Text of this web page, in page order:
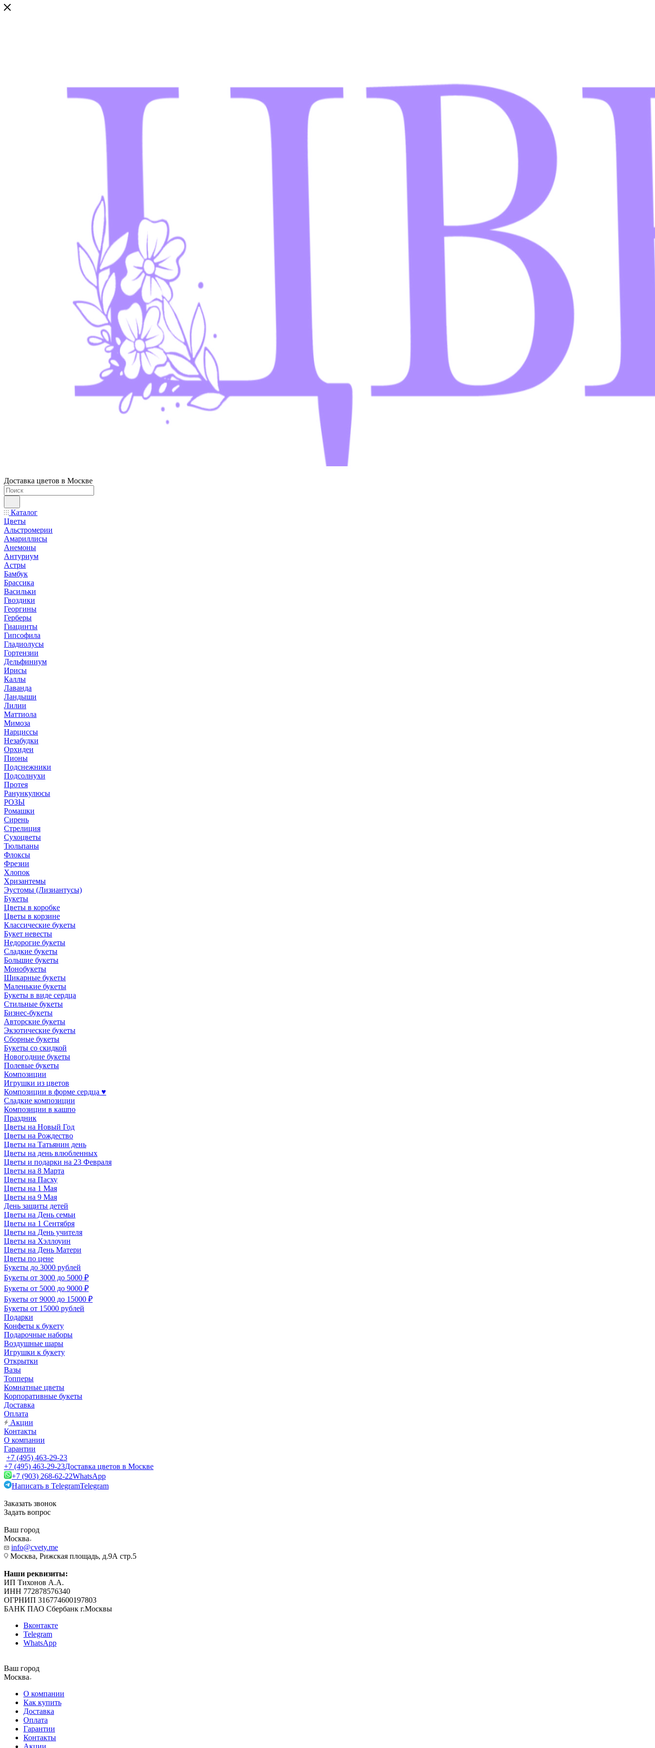
Доставка цветов в Москве
Каталог
Цветы
Альстромерии
Амариллисы
Анемоны
Антуриум
Астры
Бамбук
Брассика
Васильки
Гвоздики
Георгины
Герберы
Гиацинты
Гипсофила
Гладиолусы
Гортензии
Дельфиниум
Ирисы
Каллы
Лаванда
Ландыши
Лилии
Маттиола
Мимоза
Нарциссы
Незабудки
Орхидеи
Пионы
Подснежники
Подсолнухи
Протея
Ранункулюсы
РОЗЫ
Ромашки
Сирень
Стрелиция
Сухоцветы
Тюльпаны
Флоксы
Фрезии
Хлопок
Хризантемы
Эустомы (Лизиантусы)
Букеты
Цветы в коробке
Цветы в корзине
Классические букеты
Букет невесты
Недорогие букеты
Сладкие букеты
Большие букеты
Монобукеты
Шикарные букеты
Маленькие букеты
Букеты в виде сердца
Стильные букеты
Бизнес-букеты
Авторские букеты
Экзотические букеты
Сборные букеты
Букеты со скидкой
Новогодние букеты
Полевые букеты
Композиции
Игрушки из цветов
Композиции в форме сердца ♥
Сладкие композиции
Композиции в кашпо
Праздник
Цветы на Новый Год
Цветы на Рождество
Цветы на Татьянин день
Цветы на день влюбленных
Цветы и подарки на 23 Февраля
Цветы на 8 Марта
Цветы на Пасху
Цветы на 1 Мая
Цветы на 9 Мая
День защиты детей
Цветы на День семьи
Цветы на 1 Сентября
Цветы на День учителя
Цветы на Хэллоуин
Цветы на День Матери
Цветы по цене
Букеты до 3000 рублей
Букеты от 3000 до 5000 ₽
Букеты от 5000 до 9000 ₽
Букеты от 9000 до 15000 ₽
Букеты от 15000 рублей
Подарки
Конфеты к букету
Подарочные наборы
Воздушные шары
Игрушки к букету
Открытки
Вазы
Топперы
Комнатные цветы
Корпоративные букеты
Доставка
Оплата
Акции
Контакты
О компании
Гарантии
+7 (495) 463-29-23
+7 (495) 463-29-23Доставка цветов в Москве
+7 (903) 268-62-22WhatsApp
Написать в TelegramTelegram
Заказать звонок
Задать вопрос
Ваш город
Москва
info@cvety.me
Москва, Рижская площадь, д.9А стр.5
Наши реквизиты:
ИП Тихонов А.А.
ИНН 772878576340
ОГРНИП 316774600197803
БАНК ПАО Сбербанк г.Москвы
Вконтакте
Telegram
WhatsApp
Ваш город
Москва
О компании
Как купить
Доставка
Оплата
Гарантии
Контакты
Акции